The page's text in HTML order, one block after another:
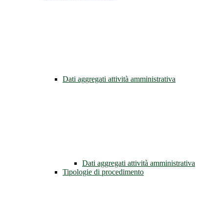
Dati aggregati attività amministrativa
Dati aggregati attività amministrativa
Tipologie di procedimento